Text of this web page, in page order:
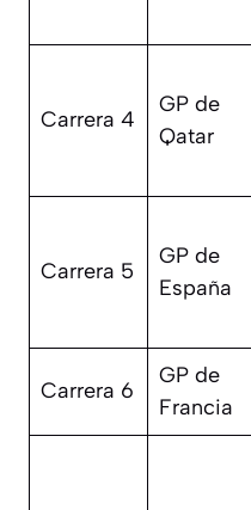
Carrera 4
GP de
Qatar
Carrera 5
GP de
España
Carrera 6
GP de
Francia